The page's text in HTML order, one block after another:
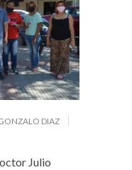
DIAZ
Julio